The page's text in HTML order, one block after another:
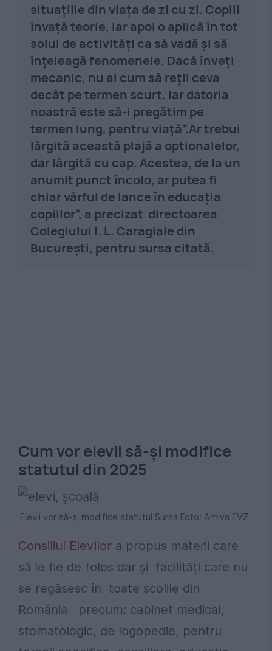
situațiile din viața de zi cu zi. Copiii
învață teorie, iar apoi o aplică în tot
soiul de activități ca să vadă și să
înțeleagă fenomenele. Dacă înveți
mecanic, nu ai cum să reții ceva
decât pe termen scurt. Iar datoria
noastră este să-i pregătim pe
termen lung, pentru viață”.Ar trebui
lărgită această plajă a optionalelor,
dar lărgită cu cap. Acestea, de la un
anumit punct încolo, ar putea fi
chiar vârful de lance în educația
copiilor”, a precizat directoarea
Colegiului I. L. Caragiale din
București, pentru sursa citată.
Cum vor elevii să-și modifice
statutul din 2025
Elevii vor să-și modifice statutul Sursa Foto: Arhiva EVZ
Consiliul Elevilor a propus materii care
să le fie de folos dar și facilități care nu
se regăsesc în toate scolile din
România precum: cabinet medical,
stomatologic, de logopedie, pentru